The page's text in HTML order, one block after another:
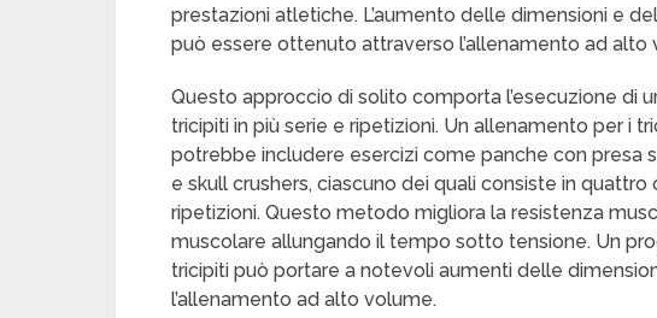
prestazioni atletiche. L’aumento delle dimensioni e
può essere ottenuto attraverso l’allenamento ad alto
Questo approccio di solito comporta l’esecuzione di
tricipiti in più serie e ripetizioni. Un allenamento per i
potrebbe includere esercizi come panche con presa
e skull crushers, ciascuno dei quali consiste in
ripetizioni. Questo metodo migliora la resistenza
muscolare allungando il tempo sotto tensione. Un
tricipiti può portare a notevoli aumenti delle
l’allenamento ad alto volume.